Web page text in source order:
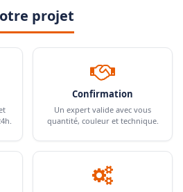
projet
Confirmation
Un expert valide avec vous
quantité, couleur et technique.